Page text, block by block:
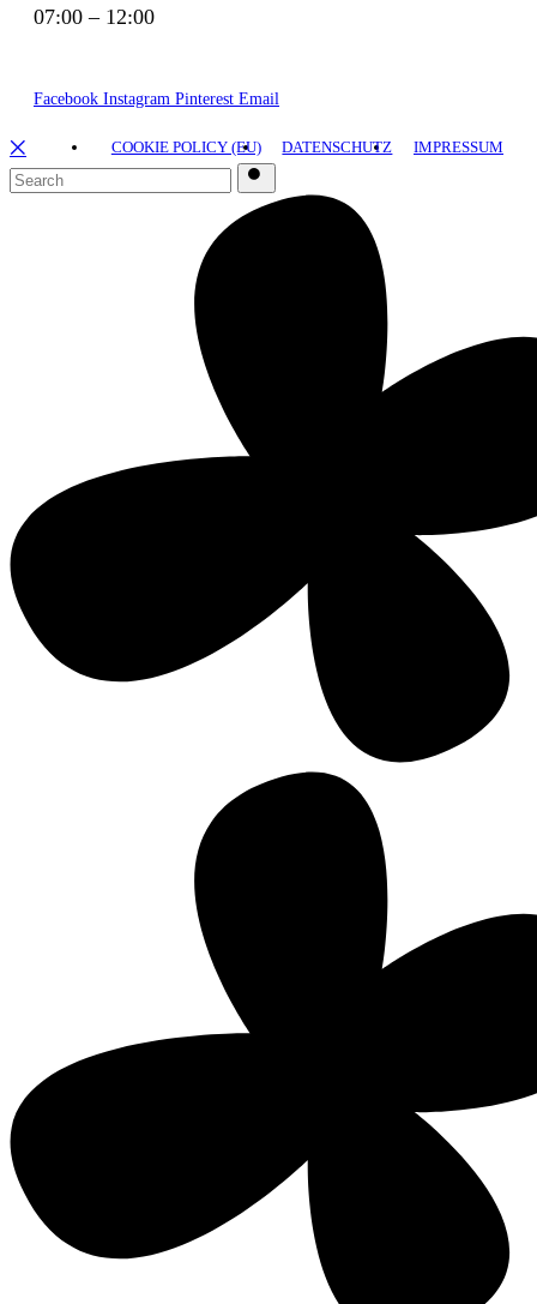
07:00 – 12:00
Facebook Instagram Pinterest Email
IMPRESSUM
DATENSCHUTZ
COOKIE POLICY (EU)
྾